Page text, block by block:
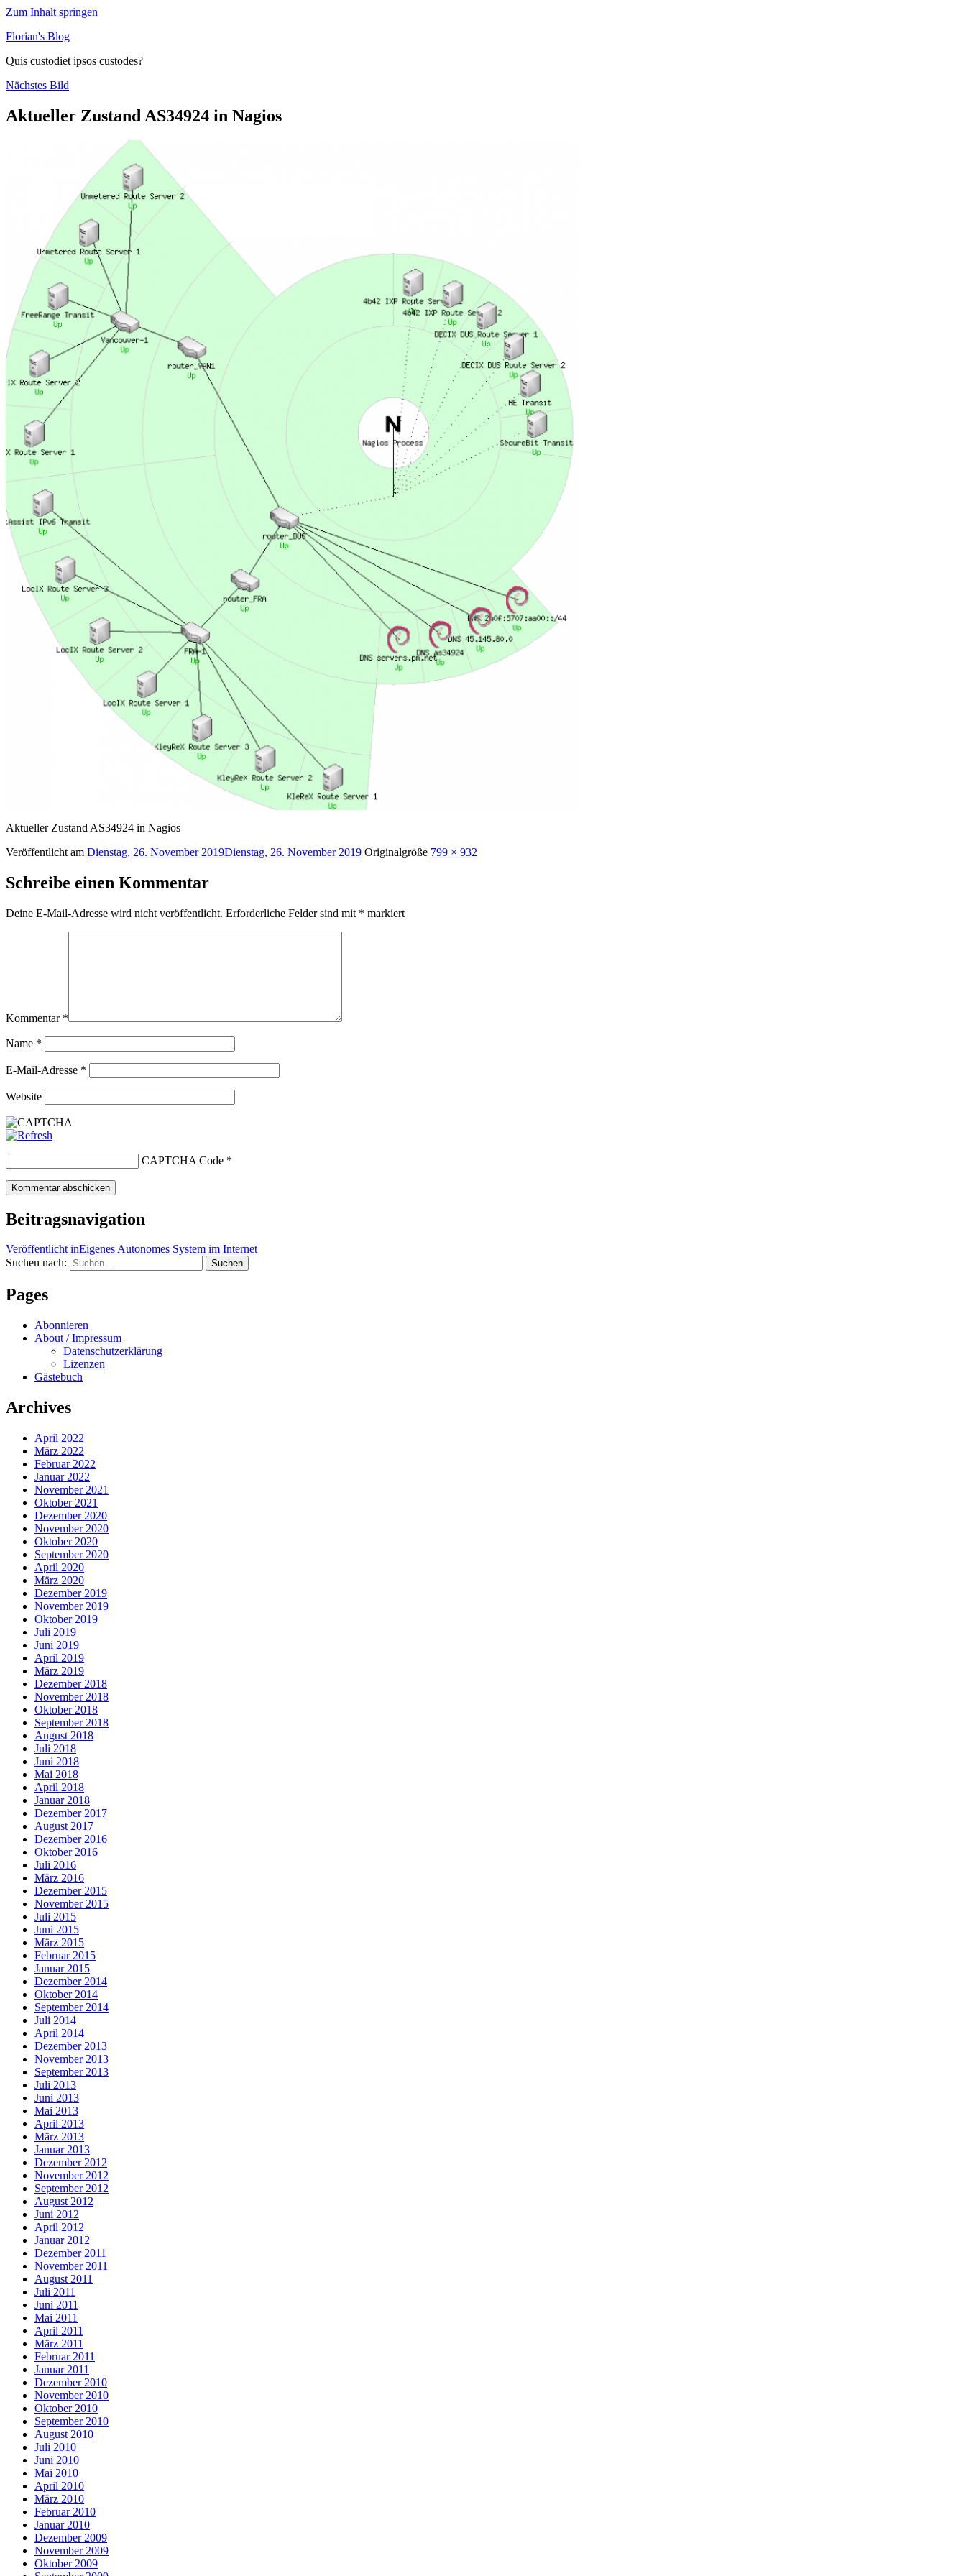
Zum Inhalt springen
Florian's Blog
Quis custodiet ipsos custodes?
Nächstes Bild
Aktueller Zustand AS34924 in Nagios
Aktueller Zustand AS34924 in Nagios
Veröffentlicht am Dienstag, 26. November 2019Dienstag, 26. November 2019 Originalgröße 799 × 932
Schreibe einen Kommentar
Deine E-Mail-Adresse wird nicht veröffentlicht. Erforderliche Felder sind mit * markiert
Kommentar *
Name *
E-Mail-Adresse *
Website
CAPTCHA Code *
Beitragsnavigation
Veröffentlicht inEigenes Autonomes System im Internet
Suchen nach:
Suchen
Pages
Abonnieren
About / Impressum
Datenschutzerklärung
Lizenzen
Gästebuch
Archives
April 2022
März 2022
Februar 2022
Januar 2022
November 2021
Oktober 2021
Dezember 2020
November 2020
Oktober 2020
September 2020
April 2020
März 2020
Dezember 2019
November 2019
Oktober 2019
Juli 2019
Juni 2019
April 2019
März 2019
Dezember 2018
November 2018
Oktober 2018
September 2018
August 2018
Juli 2018
Juni 2018
Mai 2018
April 2018
Januar 2018
Dezember 2017
August 2017
Dezember 2016
Oktober 2016
Juli 2016
März 2016
Dezember 2015
November 2015
Juli 2015
Juni 2015
März 2015
Februar 2015
Januar 2015
Dezember 2014
Oktober 2014
September 2014
Juli 2014
April 2014
Dezember 2013
November 2013
September 2013
Juli 2013
Juni 2013
Mai 2013
April 2013
März 2013
Januar 2013
Dezember 2012
November 2012
September 2012
August 2012
Juni 2012
April 2012
Januar 2012
Dezember 2011
November 2011
August 2011
Juli 2011
Juni 2011
Mai 2011
April 2011
März 2011
Februar 2011
Januar 2011
Dezember 2010
November 2010
Oktober 2010
September 2010
August 2010
Juli 2010
Juni 2010
Mai 2010
April 2010
März 2010
Februar 2010
Januar 2010
Dezember 2009
November 2009
Oktober 2009